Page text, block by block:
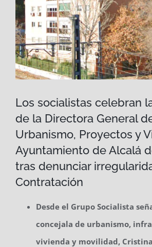
Los socialistas celebran
de la Directora General
Urbanismo, Proyectos y
Ayuntamiento de Alcalá
tras denunciar
Contratación
Desde el Grupo Socialista
concejala de urbanismo,
vivienda y movilidad,